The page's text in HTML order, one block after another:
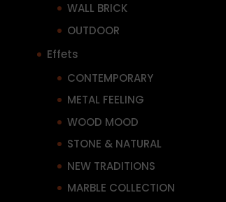
WALL BRICK
OUTDOOR
Effets
CONTEMPORARY
METAL FEELING
WOOD MOOD
STONE & NATURAL
NEW TRADITIONS
MARBLE COLLECTION